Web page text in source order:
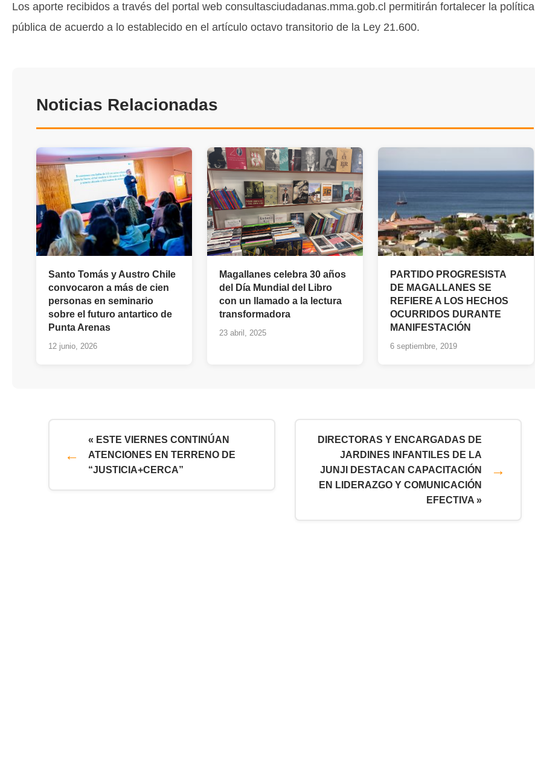
Los aporte recibidos a través del portal web consultasciudadanas.mma.gob.cl permitirán fortalecer la política
pública de acuerdo a lo establecido en el artículo octavo transitorio de la Ley 21.600.
Noticias Relacionadas
Santo Tomás y Austro Chile
convocaron a más de cien
personas en seminario
sobre el futuro antartico de
Punta Arenas
12 junio, 2026
Magallanes celebra 30 años
del Día Mundial del Libro
con un llamado a la lectura
transformadora
23 abril, 2025
PARTIDO PROGRESISTA
DE MAGALLANES SE
REFIERE A LOS HECHOS
OCURRIDOS DURANTE
MANIFESTACIÓN
6 septiembre, 2019
« ESTE VIERNES CONTINÚAN
ATENCIONES EN TERRENO DE
“JUSTICIA+CERCA”
DIRECTORAS Y ENCARGADAS DE
JARDINES INFANTILES DE LA
JUNJI DESTACAN CAPACITACIÓN
EN LIDERAZGO Y COMUNICACIÓN
EFECTIVA »